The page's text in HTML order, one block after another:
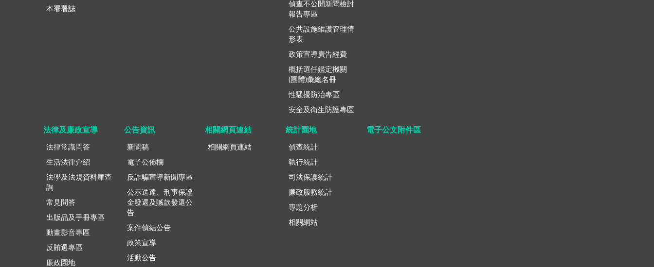
本署署誌
偵查不公開新聞檢討
報告專區
公共設施維護管理情
形表
政策宣導廣告經費
概括選任鑑定機關
(團體)彙總名冊
性騷擾防治專區
安全及衛生防護專區
法律及廉政宣導
法律常識問答
生活法律介紹
法學及法規資料庫查
詢
常見問答
出版品及手冊專區
動畫影音專區
反賄選專區
廉政園地
公告資訊
新聞稿
電子公佈欄
反詐騙宣導新聞專區
公示送達、刑事保證
金發還及贓款發還公
告
案件偵結公告
政策宣導
活動公告
相關網頁連結
相關網頁連結
統計園地
偵查統計
執行統計
司法保護統計
廉政服務統計
專題分析
相關網站
電子公文附件區